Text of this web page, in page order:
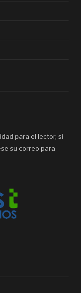
para el lector, si
su correo para